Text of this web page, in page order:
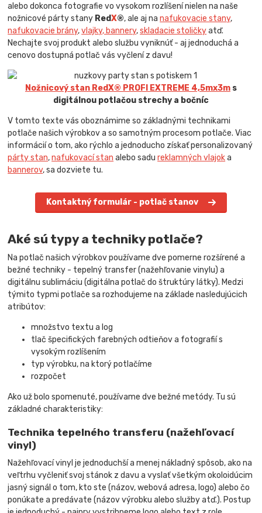
alebo dokonca fotografie vo vysokom rozlíšení nielen na naše
nožnicové párty stany RedX®, ale aj nanafukovacie stany,
nafukovacie brány,vlajky, bannery,skladacie stoličkyatď.
Nechajte svoj produkt alebo službu vyniknúť - aj jednoduchá a
cenovo dostupná potlač vás vyčlení z davu!
Nožnicový stan RedX® PROFI EXTREME 4,5mx3ms
digitálnou potlačou strechy a bočníc
V tomto texte vás oboznámime so základnými technikami
potlače našich výrobkov a so samotným procesom potlače. Viac
informácií o tom, ako rýchlo a jednoducho získať personalizovaný
párty stan,nafukovací stan alebo sadureklamných vlajoka
bannerov, sa dozviete tu.
Kontaktný formulár - potlač stanov
Aké sú typy a techniky potlače?
Na potlač našich výrobkov používame dve pomerne rozšírené a
bežné techniky - tepelný transfer (nažehľovanie vinylu) a
digitálnu sublimáciu (digitálna potlač do štruktúry látky). Medzi
týmito typmi potlače sa rozhodujeme na základe nasledujúcich
atribútov:
množstvo textu a log
tlač špecifických farebných odtieňov a fotografií s
vysokým rozlíšením
typ výrobku, na ktorý potlačíme
rozpočet
Ako už bolo spomenuté, používame dve bežné metódy. Tu sú
základné charakteristiky:
Technika tepelného transferu (nažehľovací
vinyl)
Nažehľovací vinyl je jednoduchší a menej nákladný spôsob, ako na
veľtrhu vyčleniť svoj stánok z davu a vyslať všetkým okoloidúcim
jasný signál o tom, kto ste (názov, webová adresa, logo) alebo čo
ponúkate a predávate (názov výrobku alebo služby atď.). Postup